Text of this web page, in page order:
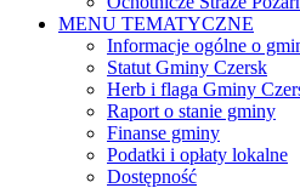
MENU TEMATYCZNE
Informacje ogólne o
Statut Gminy Czersk
Herb i flaga Gminy
Raport o stanie gminy
Finanse gminy
Podatki i opłaty lokalne
Dostępność